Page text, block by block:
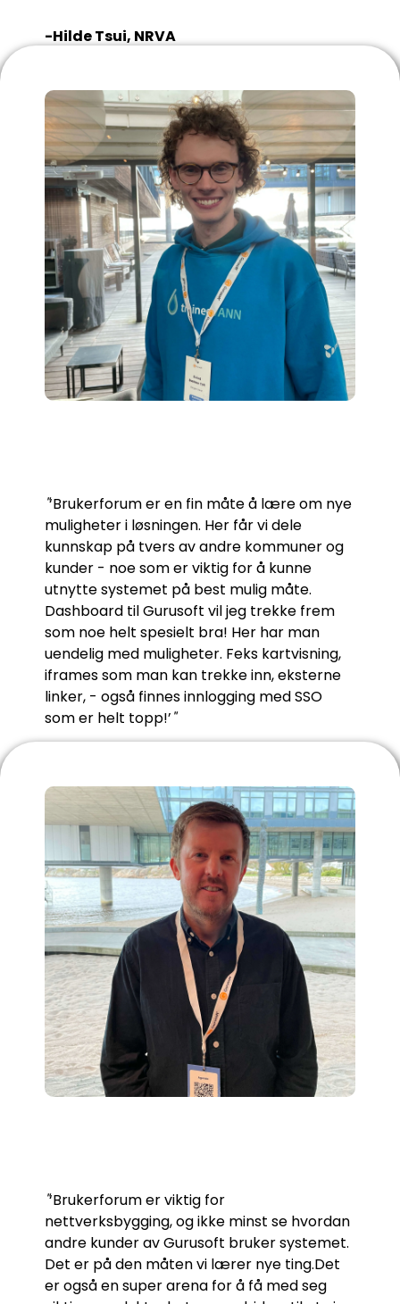
-Hilde Tsui, NRVA
"‘Brukerforum er en fin måte å lære om nye
muligheter i løsningen. Her får vi dele
kunnskap på tvers av andre kommuner og
kunder - noe som er viktig for å kunne
utnytte systemet på best mulig måte.
Dashboard til Gurusoft vil jeg trekke frem
som noe helt spesielt bra! Her har man
uendelig med muligheter. Feks kartvisning,
iframes som man kan trekke inn, eksterne
linker, - også finnes innlogging med SSO
som er helt topp!’"
"‘Brukerforum er viktig for
nettverksbygging, og ikke minst se hvordan
andre kunder av Gurusoft bruker systemet.
Det er på den måten vi lærer nye ting.Det
er også en super arena for å få med seg